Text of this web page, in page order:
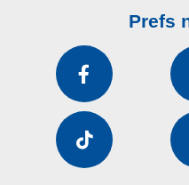
Prefs